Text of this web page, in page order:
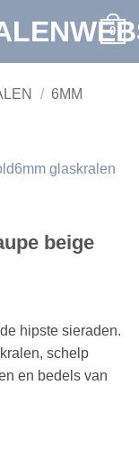
0
/ 6MM
beige
hipste sieraden.
schelp
en bedels van